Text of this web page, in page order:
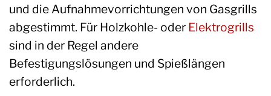
und die Aufnahmevorrichtungen von Gasgrills
abgestimmt. Für Holzkohle- oder Elektrogrills
sind in der Regel andere
Befestigungslösungen und Spießlängen
erforderlich.